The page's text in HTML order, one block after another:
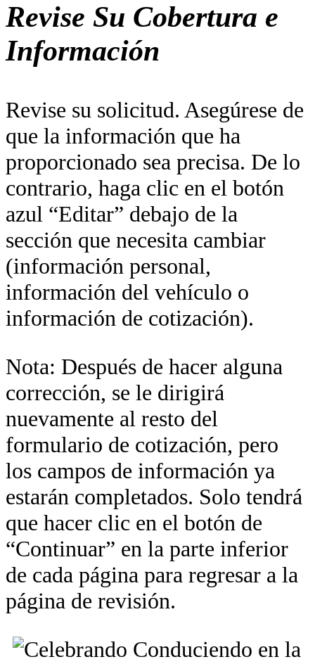
Revise Su Cobertura e
Información
Revise su solicitud. Asegúrese de
que la información que ha
proporcionado sea precisa. De lo
contrario, haga clic en el botón
azul “Editar” debajo de la
sección que necesita cambiar
(información personal,
información del vehículo o
información de cotización).
Nota: Después de hacer alguna
corrección, se le dirigirá
nuevamente al resto del
formulario de cotización, pero
los campos de información ya
estarán completados. Solo tendrá
que hacer clic en el botón de
“Continuar” en la parte inferior
de cada página para regresar a la
página de revisión.